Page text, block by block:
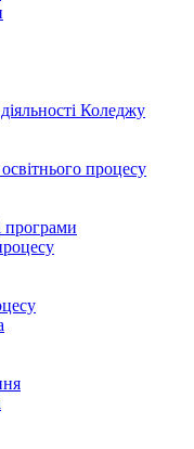
Коледжу
процесу
програми